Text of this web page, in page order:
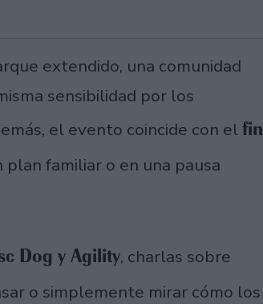
extendido, una comunidad
sensibilidad por los
el evento coincide con elfin
familiar o en una pausa
Dog y Agility, charlas sobre
o simplemente mirar cómo los